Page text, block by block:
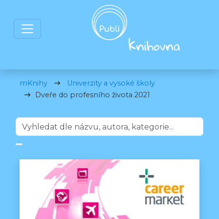
mKnihy
Univerzity a vysoké školy
Dveře do profesního života 2021